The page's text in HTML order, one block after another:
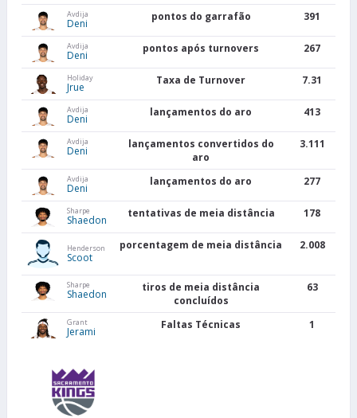
Avdija
Deni
pontos do garrafão 391
Avdija
Deni
pontos após turnovers 267
Holiday
Jrue
Taxa de Turnover 7.31
Avdija
Deni
lançamentos do aro 413
Avdija
Deni
lançamentos convertidos do
aro
3.111
Avdija
Deni
lançamentos do aro 277
Sharpe
Shaedon
tentativas de meia distância 178
Henderson
Scoot
porcentagem de meia distância 2.008
Sharpe
Shaedon
tiros de meia distância
concluídos
63
Grant
Jerami
Faltas Técnicas 1